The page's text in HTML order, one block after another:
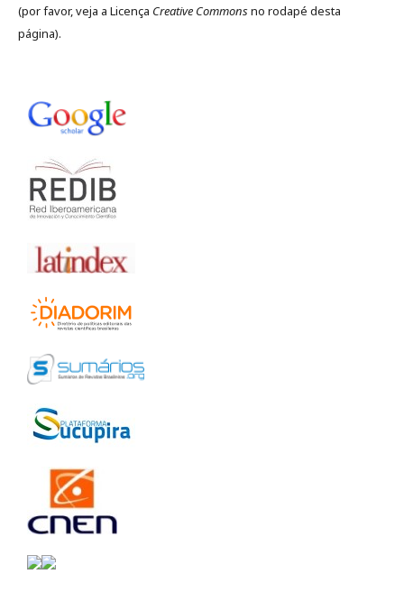
(por favor, veja a Licença Creative Commonsno rodapé desta
página).